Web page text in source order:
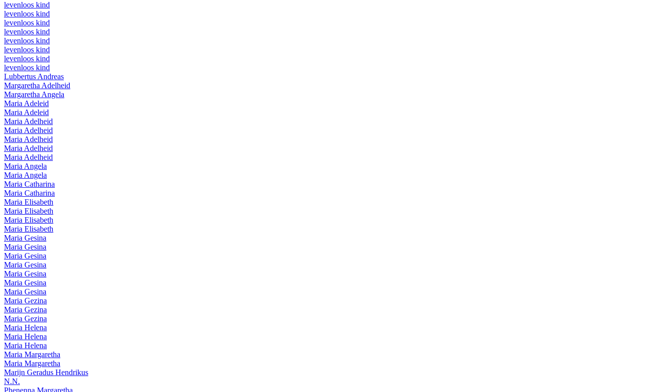
levenloos kind
levenloos kind
levenloos kind
levenloos kind
levenloos kind
levenloos kind
levenloos kind
levenloos kind
Lubbertus Andreas
Margaretha Adelheid
Margaretha Angela
Maria Adeleid
Maria Adeleid
Maria Adelheid
Maria Adelheid
Maria Adelheid
Maria Adelheid
Maria Adelheid
Maria Angela
Maria Angela
Maria Catharina
Maria Catharina
Maria Elisabeth
Maria Elisabeth
Maria Elisabeth
Maria Elisabeth
Maria Gesina
Maria Gesina
Maria Gesina
Maria Gesina
Maria Gesina
Maria Gesina
Maria Gesina
Maria Gezina
Maria Gezina
Maria Gezina
Maria Helena
Maria Helena
Maria Helena
Maria Margaretha
Maria Margaretha
Marijn Geradus Hendrikus
N.N.
Phenenna Margaretha